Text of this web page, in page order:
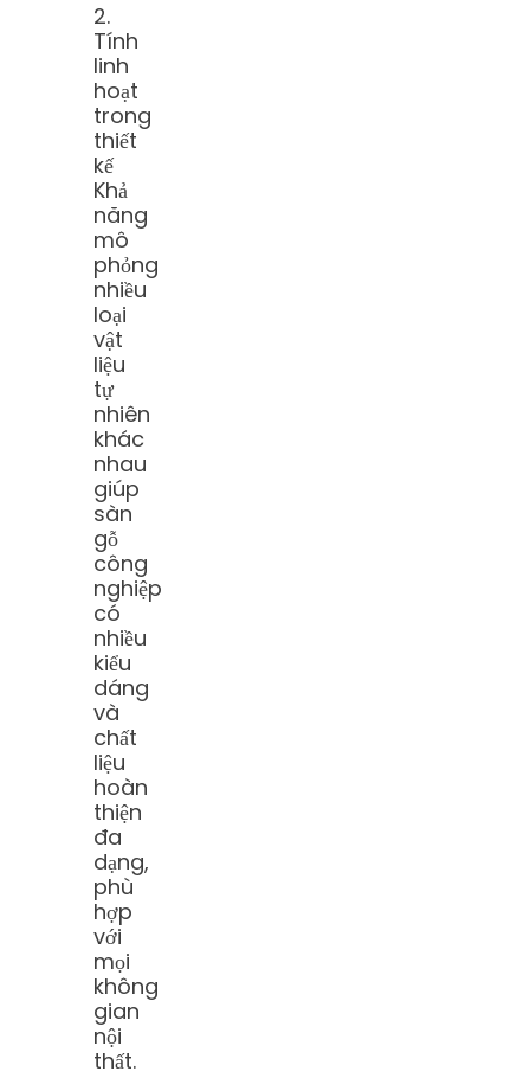
2.
Tính
linh
hoạt
trong
thiết
kế
Khả
năng
mô
phỏng
nhiều
loại
vật
liệu
tự
nhiên
khác
nhau
giúp
sàn
gỗ
công
nghiệp
có
nhiều
kiểu
dáng
và
chất
liệu
hoàn
thiện
đa
dạng,
phù
hợp
với
mọi
không
gian
nội
thất.